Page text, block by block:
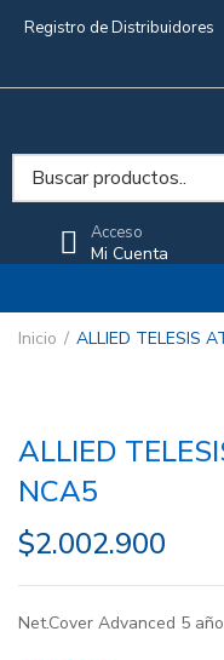
Registro de Distribuidores
Acceso
Mi Cuenta
Inicio ALLIED TELESIS
ALLIED
NCA5
$2.002.900
Net.Cover Advanced 5